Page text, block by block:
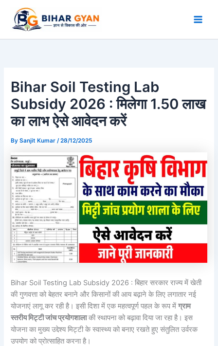
content
Bihar Soil Testing Lab
Subsidy 2026 : मिलेगा 1.50 लाख
का लाभ ऐसे आवेदन करें
BySanjit Kumar/28/12/2025
Bihar Soil Testing Lab Subsidy 2026 : बिहार सरकार राज्य में खेती
की गुणवत्ता को बेहतर बनाने और किसानों की आय बढ़ाने के लिए लगातार नई
योजनाएं लागू कर रही है। इसी दिशा में एक महत्वपूर्ण पहल के रूप मेंग्राम
स्तरीय मिट्टी जांच प्रयोगशालाकी स्थापना को बढ़ावा दिया जा रहा है। इस
योजना का मुख्य उद्देश्य मिट्टी के स्वास्थ्य को बनाए रखते हुए संतुलित उर्वरक
उपयोग को प्रोत्साहित करना है।